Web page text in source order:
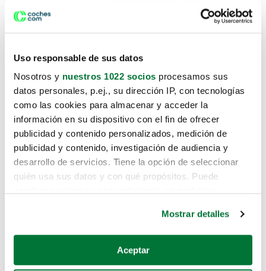
Uso responsable de sus datos
Nosotros y nuestros 1022 socios procesamos sus
datos personales, p.ej., su dirección IP, con tecnologías
como las cookies para almacenar y acceder la
información en su dispositivo con el fin de ofrecer
publicidad y contenido personalizados, medición de
publicidad y contenido, investigación de audiencia y
desarrollo de servicios. Tiene la opción de seleccionar
quién usa sus datos y con qué propósitos. Puede
Si lo permite, también quisiéramos:
Recopilar información sobre su ubicación geográfica
Mostrar detalles
Aceptar
Lo sentimos, no sabemos como
te hemos traido hasta aquí.
Pero puedes encontrar el coche que estás
buscando en alguno de estos enlaces:
Coches de segunda mano
Coches de km0